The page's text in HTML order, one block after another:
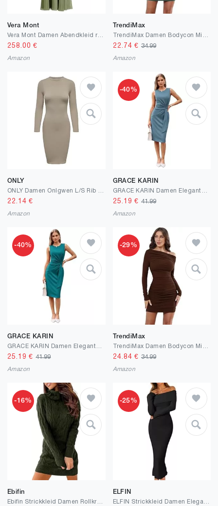
Vera Mont
Vera Mont Damen Abendkleid rückenfrei
258.00 €
Amazon
TrendiMax
22.74 € 34.99
Amazon
ONLY
22.14 €
Amazon
-40%
GRACE KARIN
25.19 € 41.99
Amazon
-40%
GRACE KARIN
25.19 €41.99
Amazon
-29%
TrendiMax
24.84 € 34.99
Amazon
-16%
Ebifin
Ebifin Strickkleid Damen Rollkragen Strickpullover Elegant Jumper Kleid Pullikleid Winterkleid Stretch Sweater Dress.
-25%
ELFIN